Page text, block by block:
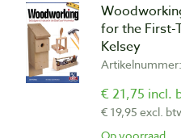
for the First-
Kelsey
€ 21,75 incl.
€ 19,95 excl.
Op voorraad